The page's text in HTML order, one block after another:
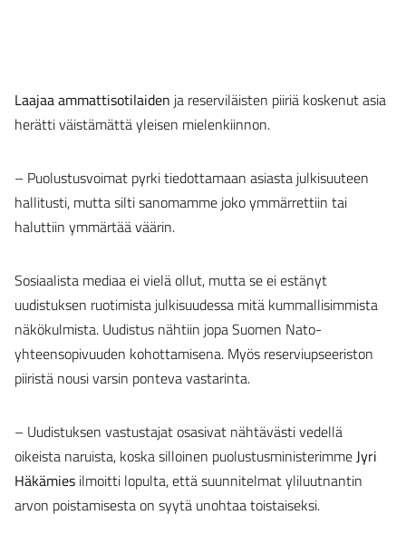
Laajaa ammattisotilaiden ja reserviläisten piiriä koskenut asia
herätti väistämättä yleisen mielenkiinnon.
– Puolustusvoimat pyrki tiedottamaan asiasta julkisuuteen
hallitusti, mutta silti sanomamme joko ymmärrettiin tai
haluttiin ymmärtää väärin.
Sosiaalista mediaa ei vielä ollut, mutta se ei estänyt
uudistuksen ruotimista julkisuudessa mitä kummallisimmista
näkökulmista. Uudistus nähtiin jopa Suomen Nato-
yhteensopivuuden kohottamisena. Myös reserviupseeriston
piiristä nousi varsin ponteva vastarinta.
– Uudistuksen vastustajat osasivat nähtävästi vedellä
oikeista naruista, koska silloinen puolustusministerimmeJyri
Häkämies ilmoitti lopulta, että suunnitelmat yliluutnantin
arvon poistamisesta on syytä unohtaa toistaiseksi.